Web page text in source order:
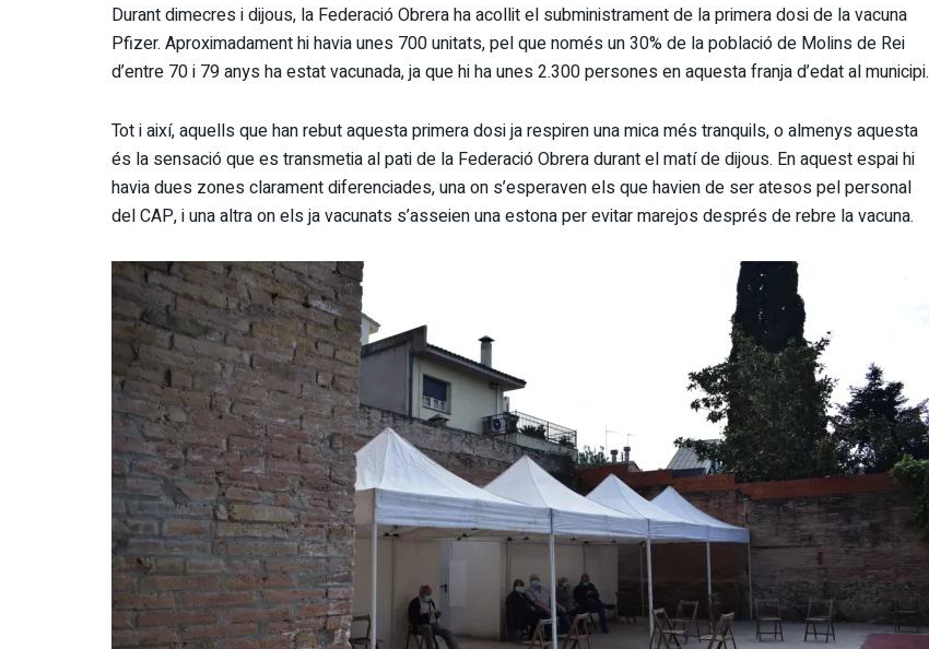
Durant dimecres i dijous, la Federació Obrera ha acollit el subministrament de la primera dosi de la vacuna
Pfizer. Aproximadament hi havia unes 700 unitats, pel que només un 30% de la població de Molins de Rei
d’entre 70 i 79 anys ha estat vacunada, ja que hi ha unes 2.300 persones en aquesta franja d’edat al municipi.
Tot i així, aquells que han rebut aquesta primera dosi ja respiren una mica més tranquils, o almenys aquesta
és la sensació que es transmetia al pati de la Federació Obrera durant el matí de dijous. En aquest espai hi
havia dues zones clarament diferenciades, una on s’esperaven els que havien de ser atesos pel personal
del CAP, i una altra on els ja vacunats s’asseien una estona per evitar marejos després de rebre la vacuna.